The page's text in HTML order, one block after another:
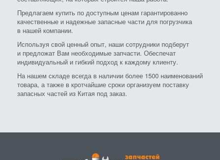
Предлагаем купить по доступным ценам гарантированно
качественные и надежные запасные части для погрузчика
в нашей компании.
Используя свой ценный опыт, наши сотрудники подберут
и предложат Вам необходимые запчасти. Обеспечат
индивидуальный и гибкий подход к каждому клиенту.
На нашем складе всегда в наличии более 1500 наименований
товара, а также в кротчайшие сроки организуем поставку
запасных частей из Китая под заказ.